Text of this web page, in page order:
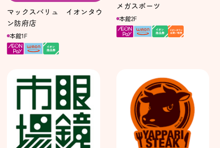
マックスバリュ イオンタウ
ン防府店
本館1F
メガスポーツ
本館2F